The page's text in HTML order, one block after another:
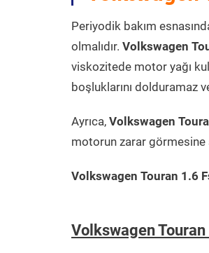
Periyodik bakım
olmalıdır. Volkswagen
viskozitede motor yağı
boşluklarını dolduramaz
Ayrıca, Volkswagen
motorun zarar
Volkswagen Touran 1.6
Volkswagen